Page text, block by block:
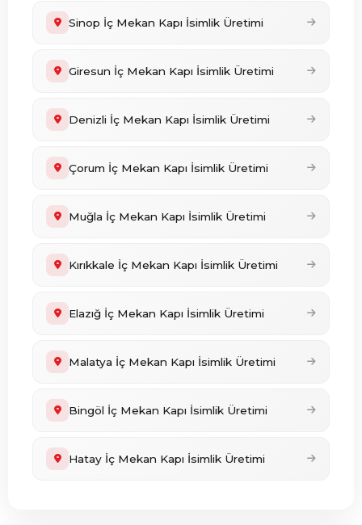
Sinop İç Mekan Kapı İsimlik Üretimi
Giresun İç Mekan Kapı İsimlik Üretimi
Denizli İç Mekan Kapı İsimlik Üretimi
Çorum İç Mekan Kapı İsimlik Üretimi
Muğla İç Mekan Kapı İsimlik Üretimi
Kırıkkale İç Mekan Kapı İsimlik Üretimi
Elazığ İç Mekan Kapı İsimlik Üretimi
Malatya İç Mekan Kapı İsimlik Üretimi
Bingöl İç Mekan Kapı İsimlik Üretimi
Hatay İç Mekan Kapı İsimlik Üretimi